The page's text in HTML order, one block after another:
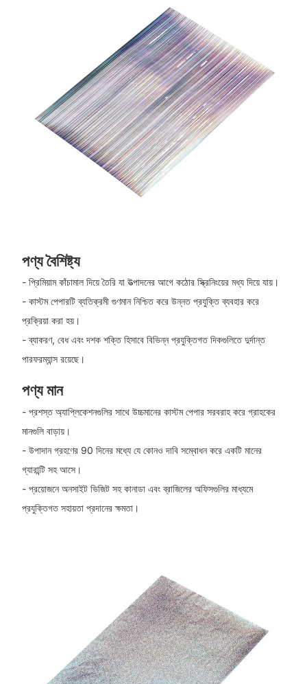
পণ্য বৈশিষ্ট্য
- প্রিমিয়াম কাঁচামাল দিয়ে তৈরি যা উত্পাদনের আগে কঠোর স্ক্রিনিংয়ের মধ্য দিয়ে যায়।
- কাস্টম পেপারটি ব্যতিক্রমী গুণমান নিশ্চিত করে উন্নত প্রযুক্তি ব্যবহার করে
প্রক্রিয়া করা হয়।
- ব্যাকরণ, বেধ এবং দশক শক্তি হিসাবে বিভিন্ন প্রযুক্তিগত দিকগুলিতে দুর্দান্ত
পারফরম্যান্স রয়েছে।
পণ্য মান
- প্রশস্ত অ্যাপ্লিকেশনগুলির সাথে উচ্চমানের কাস্টম পেপার সরবরাহ করে গ্রাহকের
মানগুলি বাড়ায়।
- উপাদান গ্রহণের 90 দিনের মধ্যে যে কোনও দাবি সম্বোধন করে একটি মানের
গ্যারান্টি সহ আসে।
- প্রয়োজনে অনসাইট ভিজিট সহ কানাডা এবং ব্রাজিলের অফিসগুলির মাধ্যমে
প্রযুক্তিগত সহায়তা প্রদানের ক্ষমতা।